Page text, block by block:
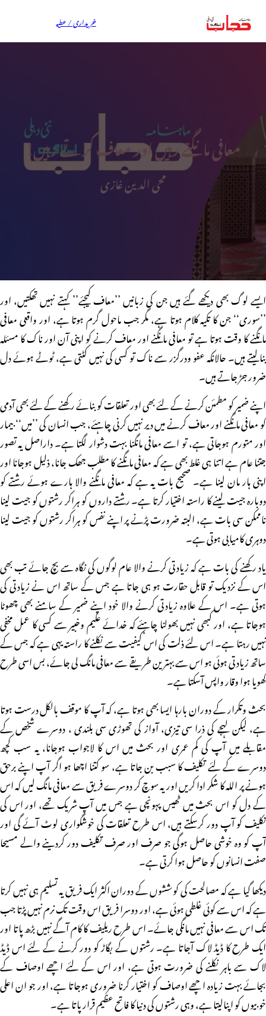
خریداری / عطیہ
معافی مانگتے رہیں اور معاف کرتے رہیں!
محی الدین غازی
ایسے لوگ بھی دیکھے گئے ہیں جن کی زبانیں ’’معاف کیجئے’’ کہتے نہیں تھکتیں، اور
’’سوری‘‘ جن کا تکیہ کلام ہوتا ہے، مگر جب ماحول گرم ہوتا ہے، اور واقعی معافی
مانگنے کا وقت ہوتا ہے تو معافی مانگنے اور معاف کرنے کو اپنی آن اور ناک کا مسئلہ
بنالیتے ہیں۔ حالانکہ عفو ودرگزر سے ناک تو کسی کی نہیں کٹتی ہے، ٹوٹے ہوئے دل
ضرور جڑ جاتے ہیں۔
اپنے ضمیر کو مطمئن کرنے کے لئے بھی اور تعلقات کو بنائے رکھنے کے لئے بھی آدمی
کو معافی مانگنے اور معاف کرنے میں دیر نہیں کرنی چاہئے، جب انسان کی ’’میں‘‘ بیمار
اور متورم ہوجاتی ہے، تو اسے معافی مانگنا بہت دشوار لگتا ہے۔ داراصل یہ تصور
جتنا عام ہے اتنا ہی غلط بھی ہے کہ معافی مانگنے کا مطلب جھک جانا، ذلیل ہوجانا اور
اپنی ہار مان لینا ہے۔ صحیح بات یہ ہے کہ معافی مانگنے والا ہارے ہوئے رشتے کو
دوبارہ جیت لینے کا راستہ اختیار کرتا ہے۔ رشتے داروں کو ہراکر رشتوں کو جیت لینا
ناممکن سی بات ہے، البتہ ضرورت پڑنے پر اپنے نفس کو ہراکر رشتوں کو جیت لینا
دوہری کامیابی ہوتی ہے۔
یاد رکھنے کی بات ہے کہ زیادتی کرنے والا عام لوگوں کی نگاہ سے بچ جائے تب بھی
اس کے نزدیک تو قابل حقارت ہو ہی جاتا ہے جس کے ساتھ اس نے زیادتی کی
ہوتی ہے۔ اس کے علاوہ زیادتی کرنے والا خود اپنے ضمیر کے سامنے بھی چھوٹا
ہوجاتا ہے، اور کبھی نہیں بھولنا چاہئے کہ خدائے علیم وخبیر سے کسی کا عمل مخفی
نہیں رہتا ہے۔ اس لئے ذلت کی اس کیفیت سے نکلنے کا راستہ یہی ہے کہ جس کے
ساتھ زیادتی ہوئی ہو اس سے بہترین طریقے سے معافی مانگ لی جائے، بس اسی طرح
کھویا ہوا وقار واپس آسکتا ہے۔
بحث وتکرار کے دوران بارہا ایسا بھی ہوتا ہے، کہ آپ کا موقف بالکل درست ہوتا
ہے، لیکن لہجے کی ذرا سی تیزی، آواز کی تھوڑی سی بلندی ، دوسرے شخص کے
مقابلے میں آپ کی کم عمری اور بحث میں اس کا لاجواب ہوجانا، یہ سب کچھ
دوسرے کے لئے تکلیف کا سبب بن جاتا ہے، سو کتنا اچھا ہو اگر آپ اپنے برحق
ہونے پر اللہ کا شکر ادا کریں اور یہ سوچ کر دوسرے فریق سے معافی مانگ لیں کہ اس
کے دل کو اس بحث میں ٹھیس پہونچی ہے جس میں آپ شریک تھے، اور اس کی
تکلیف کو آپ دور کرسکتے ہیں، اس طرح تعلقات کی خوشگواری لوٹ آئے گی اور
آپ کو وہ خوشی حاصل ہوگی جو صرف اور صرف تکلیف دور کردینے والے مسیحا
صفت انسانوں کو حاصل ہوا کرتی ہے۔
دیکھا گیا ہے کہ مصالحت کی کوششوں کے دوران اکثر ایک فریق یہ تسلیم ہی نہیں کرتا
ہے کہ اس سے کوئی غلطی ہوئی ہے، اور دوسرا فریق اس وقت تک نرم نہیں پڑتا جب
تک اس سے معافی نہیں مانگی جائے۔ اس طرح ریلیف کا کام آگے نہیں بڑھ پاتا اور
ایک طرح کا ڈیڈ لاک آجاتا ہے۔ رشتوں کے بگاڑ کو دور کرنے کے لئے اس ڈیڈ
لاک سے باہر نکلنے کی ضرورت ہوتی ہے، اور اس کے لئے اچھے اوصاف کے
بجائے بہت زیادہ اچھے اوصاف کو اختیار کرنا ضروری ہوجاتا ہے، اور جو ان اعلی
خوبیوں کو اپنالیتا ہے، وہی رشتوں کی دنیا کا فاتح عظیم قرار پاتا ہے۔